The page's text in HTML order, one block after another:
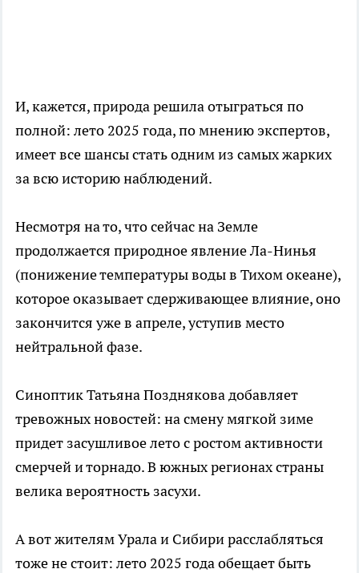
И, кажется, природа решила отыграться по
полной: лето 2025 года, по мнению экспертов,
имеет все шансы стать одним из самых жарких
за всю историю наблюдений.
Несмотря на то, что сейчас на Земле
продолжается природное явление Ла-Нинья
(понижение температуры воды в Тихом океане),
которое оказывает сдерживающее влияние, оно
закончится уже в апреле, уступив место
нейтральной фазе.
Синоптик Татьяна Позднякова добавляет
тревожных новостей: на смену мягкой зиме
придет засушливое лето с ростом активности
смерчей и торнадо. В южных регионах страны
велика вероятность засухи.
А вот жителям Урала и Сибири расслабляться
тоже не стоит: лето 2025 года обещает быть